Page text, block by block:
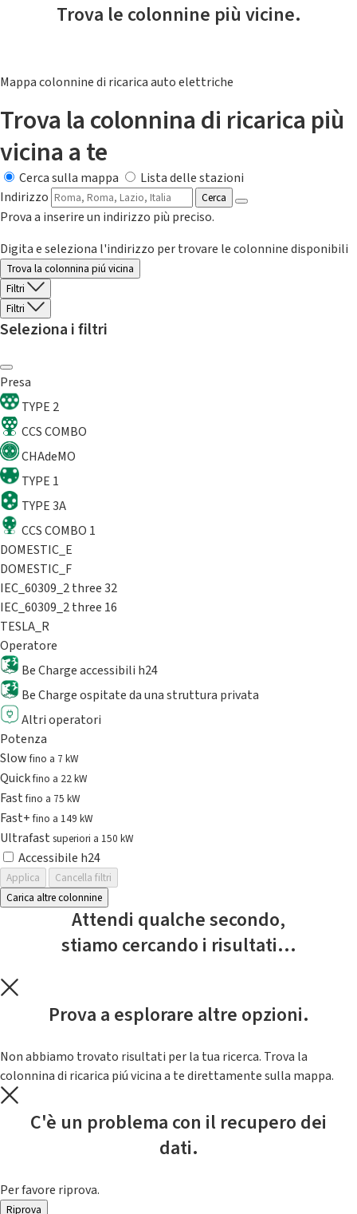
Trova le colonnine più vicine.
Mappa colonnine di ricarica auto elettriche
Trova la colonnina di ricarica più
vicina a te
Cerca sulla mappa
Lista delle stazioni
Indirizzo
Cerca
Prova a inserire un indirizzo più preciso.
Digita e seleziona l'indirizzo per trovare le colonnine disponibili
Trova la colonnina piú vicina
Filtri
Filtri
Seleziona i filtri
Presa
TYPE 2
CCS COMBO
CHAdeMO
TYPE 1
TYPE 3A
CCS COMBO 1
DOMESTIC_E
DOMESTIC_F
IEC_60309_2 three 32
IEC_60309_2 three 16
TESLA_R
Operatore
Be Charge accessibili h24
Be Charge ospitate da una struttura privata
Altri operatori
Potenza
Slowfino a 7 kW
Quickfino a 22 kW
Fastfino a 75 kW
Fast+fino a 149 kW
Ultrafast superiori a 150 kW
Accessibile h24
Applica
Cancella filtri
Carica altre colonnine
Attendi qualche secondo,
stiamo cercando i risultati...
Prova a esplorare altre opzioni.
Non abbiamo trovato risultati per la tua ricerca. Trova la
colonnina di ricarica piú vicina a te direttamente sulla mappa.
C'è un problema con il recupero dei
dati.
Per favore riprova.
Riprova